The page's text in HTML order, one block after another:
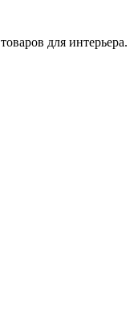
для интерьера.